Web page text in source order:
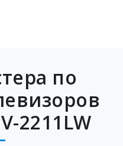
по
2211LW